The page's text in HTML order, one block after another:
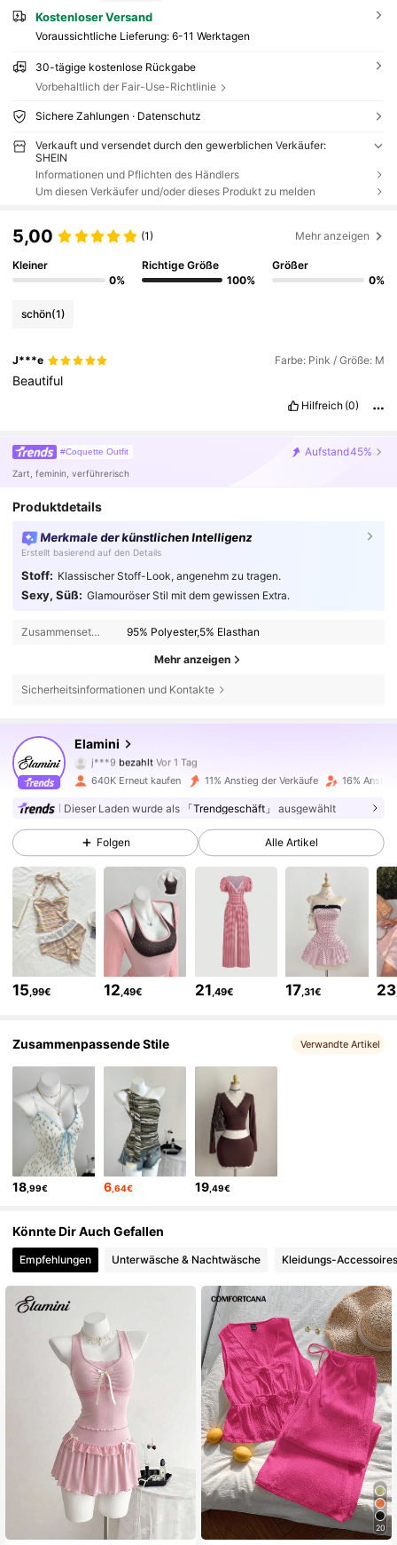
Kostenloser Versand
Voraussichtliche Lieferung: 6-11 Werktagen
30-tägige kostenlose Rückgabe
Vorbehaltlich der Fair-Use-Richtlinie
Sichere Zahlungen · Datenschutz
Verkauft und versendet durch den gewerblichen Verkäufer:
SHEIN
Informationen und Pflichten des Händlers
Um diesen Verkäufer und/oder dieses Produkt zu melden
5,00 (1) Mehr anzeigen
Kleiner
0%
Richtige Größe
100%
Größer
0%
schön(1)
J***e Farbe: Pink / Größe: M
Beautiful
Hilfreich (0)
#Coquette Outfit Aufstand45%
Zart, feminin, verführerisch
Produktdetails
Merkmale der künstlichen Intelligenz
Erstellt basierend auf den Details
Stoff: Klassischer Stoff-Look, angenehm zu tragen.
Sexy, Süß: Glamouröser Stil mit dem gewissen Extra.
Zusammensetzung: 95% Polyester,5% Elasthan
Mehr anzeigen
Sicherheitsinformationen und Kontakte
Elamini
j***9bezahlt
l***4 istVor 4 Stundengefolgt
4,74 1.1M Follower
4,74 1.1M Follower
1.1M Follower
1.1M Follower
1.1M Follower
4,74
1.1M Follower
640K Erneut kaufen 11% Anstieg der Verkäufe 16%
Dieser Laden wurde als 「Trendgeschäft」 ausgewählt
Folgen Alle Artikel
15,99€ 12,49€ 21,49€ 17,31€ 23
Zusammenpassende Stile Verwandte Artikel
18 ,99€ 6 ,64€ 19,49€
Könnte Dir Auch Gefallen
Empfehlungen Unterwäsche & Nachtwäsche Kleidungs-Accessoires
20